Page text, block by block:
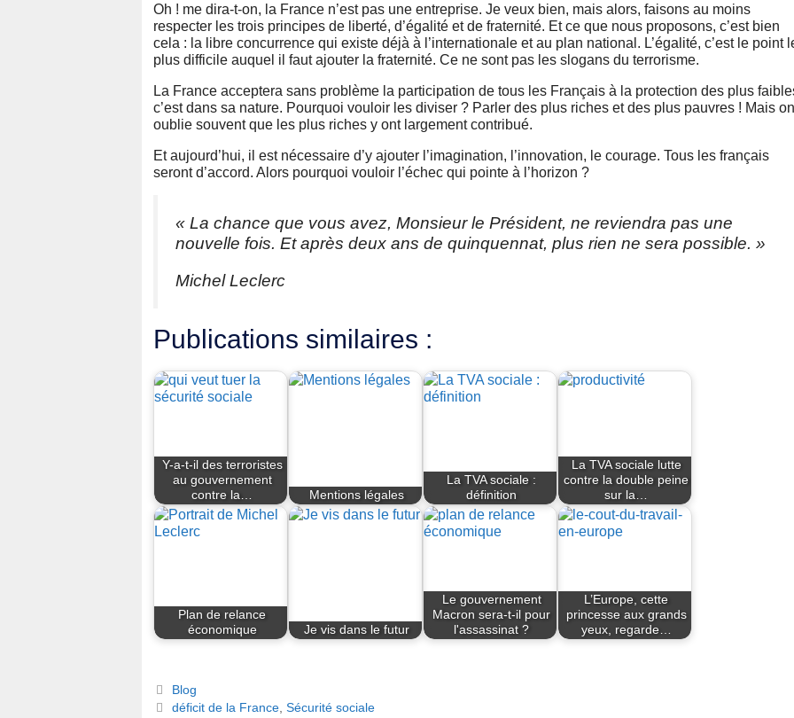
Oh ! me dira-t-on, la France n’est pas une entreprise. Je veux bien, mais alors, faisons au moins
respecter les trois principes de liberté, d’égalité et de fraternité. Et ce que nous proposons, c’est bien
cela : la libre concurrence qui existe déjà à l’internationale et au plan national. L’égalité, c’est le point
plus difficile auquel il faut ajouter la fraternité. Ce ne sont pas les slogans du terrorisme.
La France acceptera sans problème la participation de tous les Français à la protection des plus
c’est dans sa nature. Pourquoi vouloir les diviser ? Parler des plus riches et des plus pauvres ! Mais on
oublie souvent que les plus riches y ont largement contribué.
Et aujourd’hui, il est nécessaire d’y ajouter l’imagination, l’innovation, le courage. Tous les français
seront d’accord. Alors pourquoi vouloir l’échec qui pointe à l’horizon ?
« La chance que vous avez, Monsieur le Président, ne reviendra pas une
nouvelle fois. Et après deux ans de quinquennat, plus rien ne sera possible. »
Michel Leclerc
Publications similaires :
Y-a-t-il des terroristes
au gouvernement
contre la…
Mentions légales
La TVA sociale :
définition
La TVA sociale lutte
contre la double peine
sur la…
Plan de relance
économique
Je vis dans le futur
Le gouvernement
Macron sera-t-il pour
l'assassinat ?
L’Europe, cette
princesse aux grands
yeux, regarde…
Catégories
Blog
Étiquettes
déficit de la France,Sécurité sociale